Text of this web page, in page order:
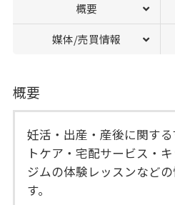
概要
媒体/売買情報
概要
妊活・出産・産後に関す
トケア・宅配サービス・
ジムの体験レッスンなど
す。